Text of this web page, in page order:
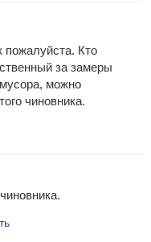
пожалуйста. Кто
за замеры
можно
чиновника.